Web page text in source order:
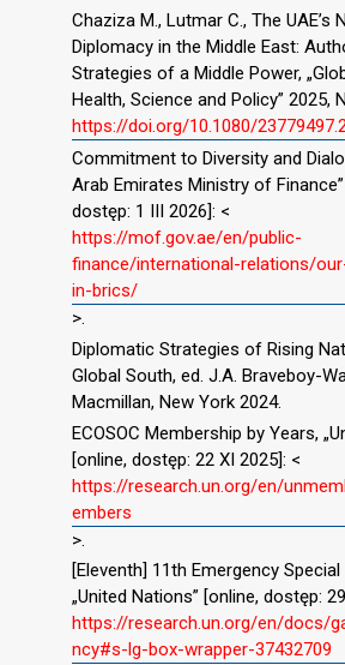
Chaziza M., Lutmar C., The UAE’s
Diplomacy in the Middle East:
Strategies of a Middle Power,
Health, Science and Policy” 2025,
https://doi.org/10.1080/
Commitment to Diversity and
Arab Emirates Ministry of
dostęp: 1 III 2026]: <
https://mof.gov.ae/en/public-
finance/international-relations/
in-brics/
>.
Diplomatic Strategies of Rising
Global South, ed. J.A. Braveboy-
Macmillan, New York 2024.
ECOSOC Membership by Years,
[online, dostęp: 22 XI 2025]: <
https://research.un.org/en/
embers
>.
[Eleventh] 11th Emergency
„United Nations” [online, dostęp:
https://research.un.org/en/docs/
ncy#s-lg-box-wrapper-37432709